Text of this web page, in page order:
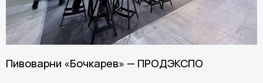
Пивоварни «Бочкарев» — ПРОДЭКСПО